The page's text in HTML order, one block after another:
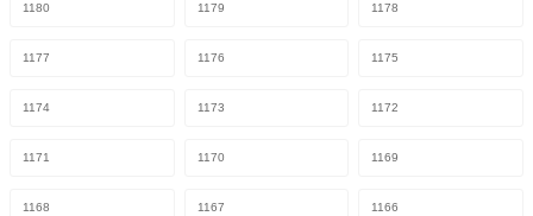
1180 1179 1178
1177 1176 1175
1174 1173 1172
1171 1170 1169
1168 1167 1166